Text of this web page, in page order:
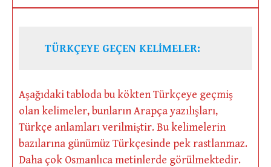
TÜRKÇEYE GEÇEN KELİMELER:
Aşağıdaki tabloda bu kökten Türkçeye geçmiş
olan kelimeler, bunların Arapça yazılışları,
Türkçe anlamları verilmiştir. Bu kelimelerin
bazılarına günümüz Türkçesinde pek rastlanmaz.
Daha çok Osmanlıca metinlerde görülmektedir.